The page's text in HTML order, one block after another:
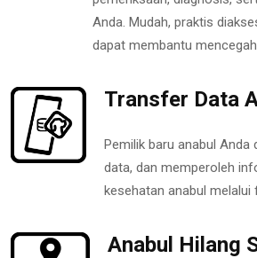
Anda. Mudah, praktis
dapat membantu
Transfer Data
Pemilik baru anabul Anda
data, dan memperoleh
kesehatan anabul
Anabul Hilang